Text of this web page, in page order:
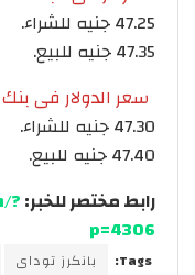
47.25 جنيه للشراء.
47.35 جنيه للبيع.
سعر الدولار فى
47.30 جنيه للشراء.
47.40 جنيه للبيع.
رابط مختصر للخبر:?
p=4306
Tags: بانكرز توداى